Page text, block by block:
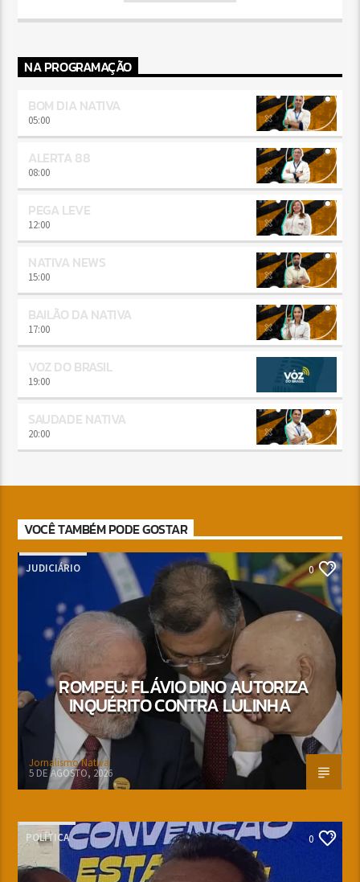
NA PROGRAMAÇÃO
BOM DIA NATIVA
05:00
ALERTA 88
08:00
PEGA LEVE
12:00
NATIVA NEWS
15:00
BAILÃO DA NATIVA
17:00
VOZ DO BRASIL
19:00
SAUDADE NATIVA
20:00
VOCÊ TAMBÉM PODE GOSTAR
JUDICIÁRIO 0
ROMPEU: FLÁVIO DINO AUTORIZA
INQUÉRITO CONTRA LULINHA
Jornalismo Nativa
5 DE AGOSTO, 2026
POLÍTICA 0